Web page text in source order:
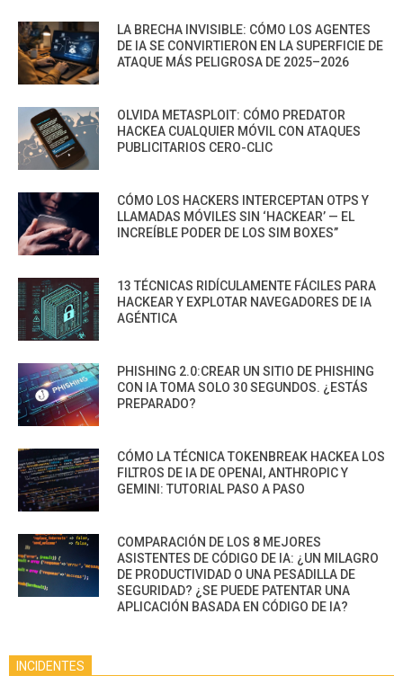
LA BRECHA INVISIBLE: CÓMO LOS AGENTES
DE IA SE CONVIRTIERON EN LA SUPERFICIE DE
ATAQUE MÁS PELIGROSA DE 2025–2026
OLVIDA METASPLOIT: CÓMO PREDATOR
HACKEA CUALQUIER MÓVIL CON ATAQUES
PUBLICITARIOS CERO-CLIC
CÓMO LOS HACKERS INTERCEPTAN OTPS Y
LLAMADAS MÓVILES SIN ‘HACKEAR’ — EL
INCREÍBLE PODER DE LOS SIM BOXES”
13 TÉCNICAS RIDÍCULAMENTE FÁCILES PARA
HACKEAR Y EXPLOTAR NAVEGADORES DE IA
AGÉNTICA
PHISHING 2.0:CREAR UN SITIO DE PHISHING
CON IA TOMA SOLO 30 SEGUNDOS. ¿ESTÁS
PREPARADO?
CÓMO LA TÉCNICA TOKENBREAK HACKEA LOS
FILTROS DE IA DE OPENAI, ANTHROPIC Y
GEMINI: TUTORIAL PASO A PASO
COMPARACIÓN DE LOS 8 MEJORES
ASISTENTES DE CÓDIGO DE IA: ¿UN MILAGRO
DE PRODUCTIVIDAD O UNA PESADILLA DE
SEGURIDAD? ¿SE PUEDE PATENTAR UNA
APLICACIÓN BASADA EN CÓDIGO DE IA?
INCIDENTES